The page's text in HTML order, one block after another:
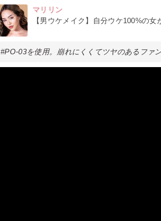
マリリン
【男ウケメイク】自分ウケ100%の
#PO-03を使用。崩れにくくてツヤのあるファ